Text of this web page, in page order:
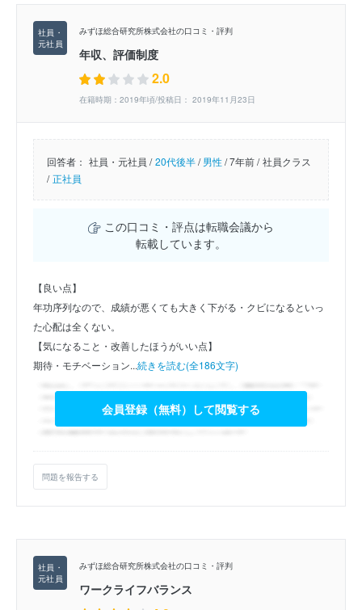
みずほ総合研究所株式会社の口コミ・評判
年収、評価制度
2.0
在籍時期：2019年頃/投稿日： 2019年11月23日
回答者： 社員・元社員 / 20代後半/男性/7年前 / 社員クラス
/ 正社員
この口コミ・評点は転職会議から
転載しています。
【良い点】
年功序列なので、成績が悪くても大きく下がる・クビになるといっ
た心配は全くない。
【気になること・改善したほうがいい点】
期待・モチベーション...続きを読む(全186文字)
会員登録（無料）して閲覧する
問題を報告する
みずほ総合研究所株式会社の口コミ・評判
ワークライフバランス